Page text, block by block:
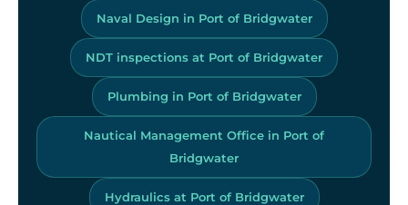
Naval Design in Port of Bridgwater
NDT inspections at Port of Bridgwater
Plumbing in Port of Bridgwater
Nautical Management Office in Port of
Bridgwater
Hydraulics at Port of Bridgwater